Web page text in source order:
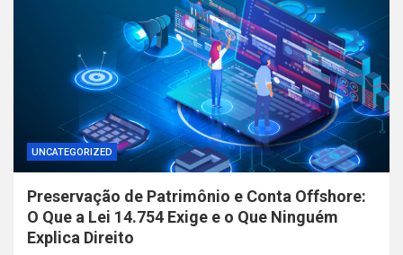
UNCATEGORIZED
Preservação de Patrimônio e Conta Offshore:
O Que a Lei 14.754 Exige e o Que Ninguém
Explica Direito